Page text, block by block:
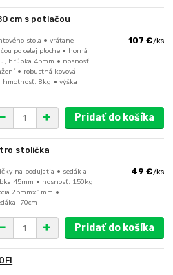
cm s potlačou
stola • vrátane
po celej ploche • horná
hrúbka 45mm • nosnosť:
• robustná kovová
8kg • výška
107 €/ks
Pridať do košíka
stolička
na podujatia • sedák a
45mm • nosnosť: 150kg
25mmx1mm •
70cm
49 €/ks
Pridať do košíka